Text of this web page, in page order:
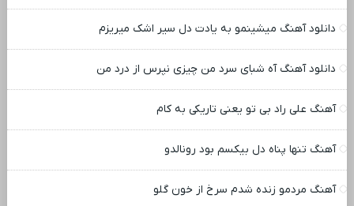
دانلود آهنگ میشینمو به یادت دل سیر اشک میریزم
دانلود آهنگ آه شبای سرد من چیزی نپرس از درد من
آهنگ علی راد بی تو یعنی تاریکی به کام
آهنگ تنها پناه دل بیکسم بود رونالدو
آهنگ مردمو زنده شدم سرخ از خون گلو